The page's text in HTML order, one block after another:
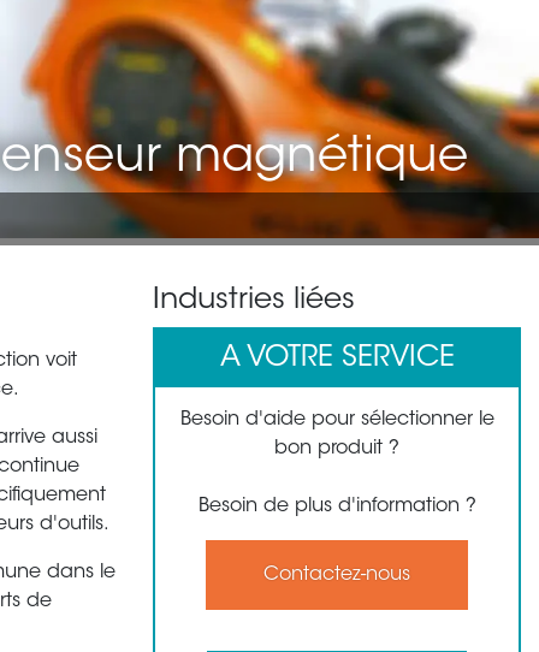
magnétique
voit
aussi
d'outils.
dans le
de
Industries liées
A VOTRE SERVICE
Besoin d'aide pour sélectionner le
bon produit ?
Besoin de plus d'information ?
Contactez-nous